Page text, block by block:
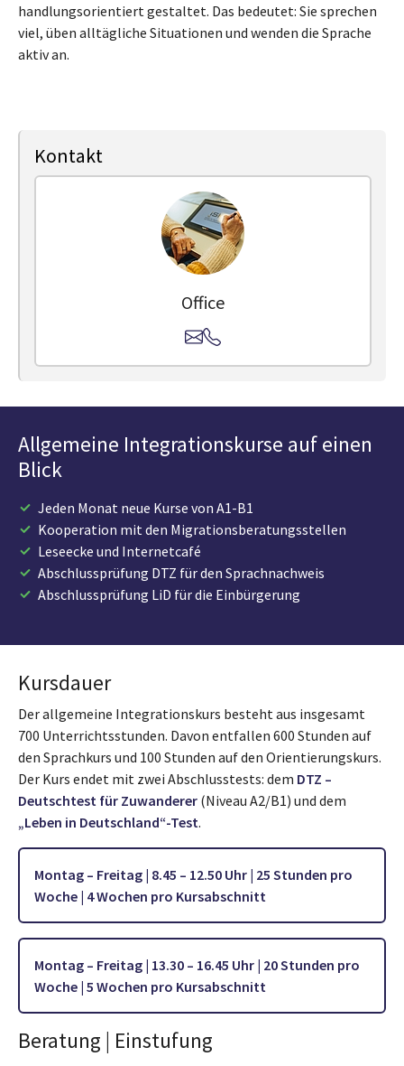
handlungsorientiert gestaltet. Das bedeutet: Sie sprechen
viel, üben alltägliche Situationen und wenden die Sprache
aktiv an.
Kontakt
Office
Allgemeine Integrationskurse auf einen
Blick
Jeden Monat neue Kurse von A1-B1
Kooperation mit den Migrationsberatungsstellen
Leseecke und Internetcafé
Abschlussprüfung DTZ für den Sprachnachweis
Abschlussprüfung LiD für die Einbürgerung
Kursdauer
Der allgemeine Integrationskurs besteht aus insgesamt
700 Unterrichtsstunden. Davon entfallen 600 Stunden auf
den Sprachkurs und 100 Stunden auf den Orientierungskurs.
Der Kurs endet mit zwei Abschlusstests: dem DTZ –
Deutschtest für Zuwanderer (Niveau A2/B1) und dem
„Leben in Deutschland“-Test.
Montag – Freitag | 8.45 – 12.50 Uhr | 25 Stunden pro
Woche | 4 Wochen pro Kursabschnitt
Montag – Freitag | 13.30 – 16.45 Uhr | 20 Stunden pro
Woche | 5 Wochen pro Kursabschnitt
Beratung | Einstufung